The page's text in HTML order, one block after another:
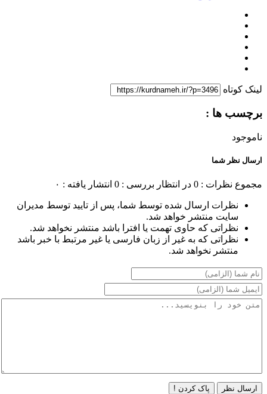
لینک کوتاه
برچسب ها :
ناموجود
ارسال نظر شما
مجموع نظرات : 0 در انتظار بررسی : 0 انتشار یافته : ۰
نظرات ارسال شده توسط شما، پس از تایید توسط مدیران
سایت منتشر خواهد شد.
نظراتی که حاوی تهمت یا افترا باشد منتشر نخواهد شد.
نظراتی که به غیر از زبان فارسی یا غیر مرتبط با خبر باشد
منتشر نخواهد شد.
ارسال نظر پاک کردن !